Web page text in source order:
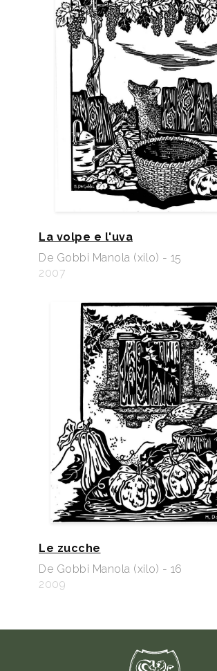
La volpe e l'uva
De Gobbi Manola (xilo) - 15
2007
Le zucche
De Gobbi Manola (xilo) - 16
2009